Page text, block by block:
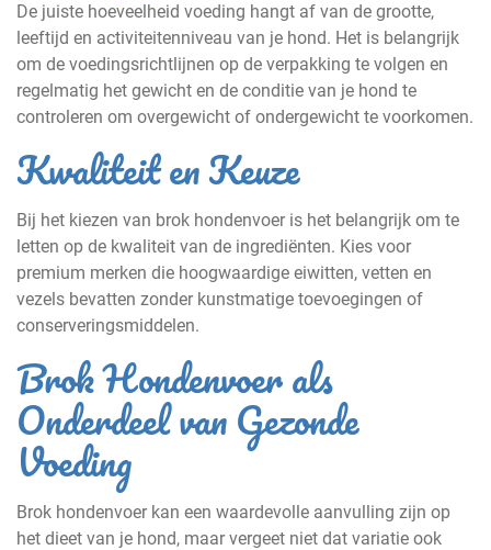
De juiste hoeveelheid voeding hangt af van de grootte,
leeftijd en activiteitenniveau van je hond. Het is belangrijk
om de voedingsrichtlijnen op de verpakking te volgen en
regelmatig het gewicht en de conditie van je hond te
controleren om overgewicht of ondergewicht te voorkomen.
Kwaliteit en Keuze
Bij het kiezen van brok hondenvoer is het belangrijk om te
letten op de kwaliteit van de ingrediënten. Kies voor
premium merken die hoogwaardige eiwitten, vetten en
vezels bevatten zonder kunstmatige toevoegingen of
conserveringsmiddelen.
Brok Hondenvoer als
Onderdeel van Gezonde
Voeding
Brok hondenvoer kan een waardevolle aanvulling zijn op
het dieet van je hond, maar vergeet niet dat variatie ook